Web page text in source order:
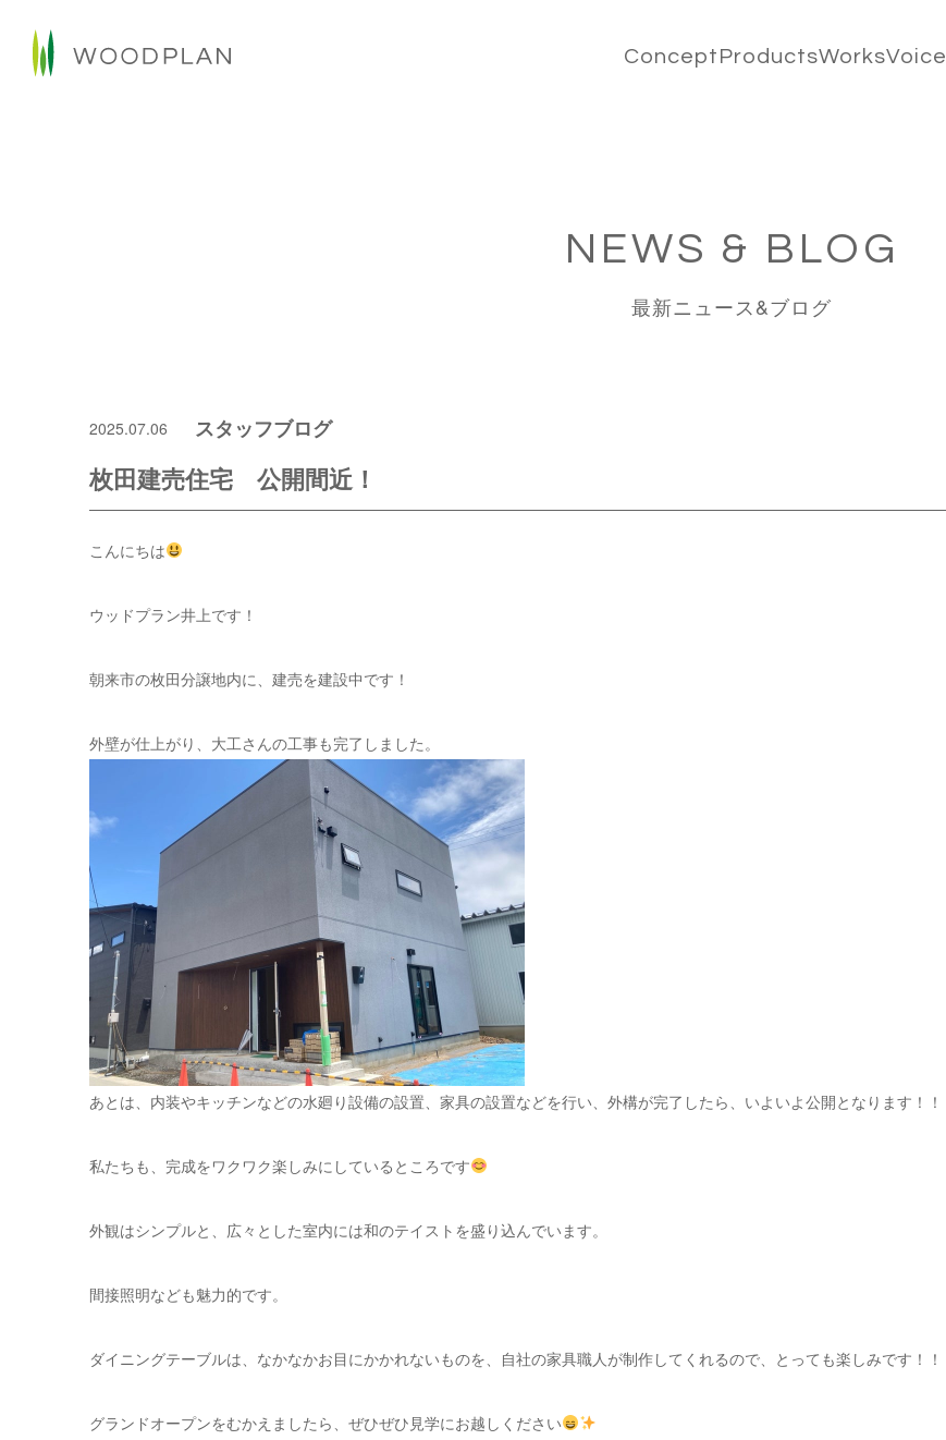
Concept ProductsWorksVoice
NEWS & BLOG
最新ニュース&ブログ
2025.07.06 スタッフブログ
枚田建売住宅 公開間近！
こんにちは
ウッドプラン井上です！
朝来市の枚田分譲地内に、建売を建設中です！
外壁が仕上がり、大工さんの工事も完了しました。
あとは、内装やキッチンなどの水廻り設備の設置、家具の設置などを行い、外構が完了したら、いよいよ公開となります！！
私たちも、完成をワクワク楽しみにしているところです
外観はシンプルと、広々とした室内には和のテイストを盛り込んでいます。
間接照明なども魅力的です。
ダイニングテーブルは、なかなかお目にかかれないものを、自社の家具職人が制作してくれるので、とっても楽しみです！！
グランドオープンをむかえましたら、ぜひぜひ見学にお越しください